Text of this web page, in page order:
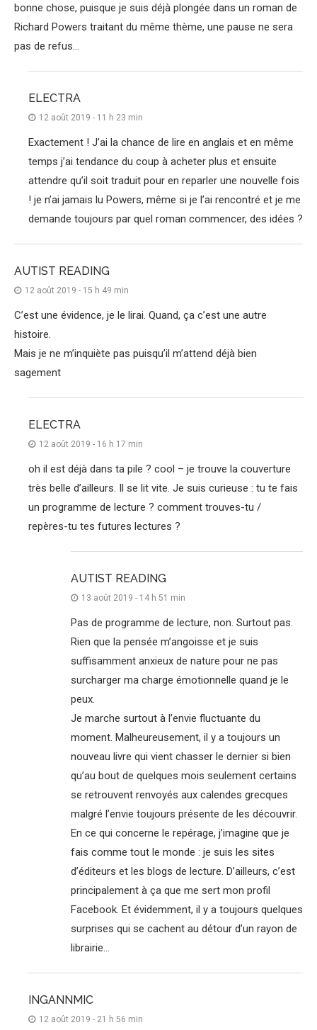
bonne chose, puisque je suis déjà plongée dans un roman de
Richard Powers traitant du même thème, une pause ne sera
pas de refus…
ELECTRA
12 août 2019 - 11 h 23 min
Exactement ! J’ai la chance de lire en anglais et en même
temps j’ai tendance du coup à acheter plus et ensuite
attendre qu’il soit traduit pour en reparler une nouvelle fois
! je n’ai jamais lu Powers, même si je l’ai rencontré et je me
demande toujours par quel roman commencer, des idées ?
AUTIST READING
12 août 2019 - 15 h 49 min
C’est une évidence, je le lirai. Quand, ça c’est une autre
histoire.
Mais je ne m’inquiète pas puisqu’il m’attend déjà bien
sagement
ELECTRA
12 août 2019 - 16 h 17 min
oh il est déjà dans ta pile ? cool – je trouve la couverture
très belle d’ailleurs. Il se lit vite. Je suis curieuse : tu te fais
un programme de lecture ? comment trouves-tu /
repères-tu tes futures lectures ?
AUTIST READING
13 août 2019 - 14 h 51 min
Pas de programme de lecture, non. Surtout pas.
Rien que la pensée m’angoisse et je suis
suffisamment anxieux de nature pour ne pas
surcharger ma charge émotionnelle quand je le
peux.
Je marche surtout à l’envie fluctuante du
moment. Malheureusement, il y a toujours un
nouveau livre qui vient chasser le dernier si bien
qu’au bout de quelques mois seulement certains
se retrouvent renvoyés aux calendes grecques
malgré l’envie toujours présente de les découvrir.
En ce qui concerne le repérage, j’imagine que je
fais comme tout le monde : je suis les sites
d’éditeurs et les blogs de lecture. D’ailleurs, c’est
principalement à ça que me sert mon profil
Facebook. Et évidemment, il y a toujours quelques
surprises qui se cachent au détour d’un rayon de
librairie…
INGANNMIC
12 août 2019 - 21 h 56 min